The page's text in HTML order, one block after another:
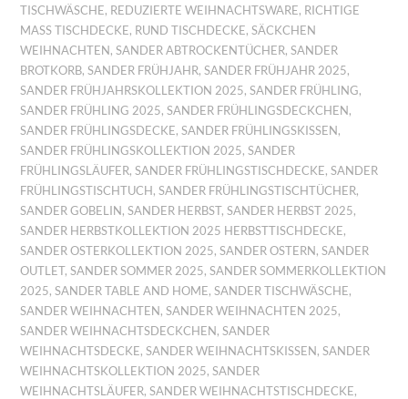
TISCHWÄSCHE, REDUZIERTE WEIHNACHTSWARE, RICHTIGE
MASS TISCHDECKE
, RUND TISCHDECKE,SÄCKCHEN
WEIHNACHTEN,SANDER ABTROCKENTÜCHER,SANDER
BROTKORB,SANDER FRÜHJAHR,SANDER FRÜHJAHR 2025,
SANDER FRÜHJAHRSKOLLEKTION 2025,SANDER FRÜHLING,
SANDER FRÜHLING 2025,SANDER FRÜHLINGSDECKCHEN,
SANDER FRÜHLINGSDECKE,SANDER FRÜHLINGSKISSEN,
SANDER FRÜHLINGSKOLLEKTION 2025,SANDER
FRÜHLINGSLÄUFER,SANDER FRÜHLINGSTISCHDECKE,SANDER
FRÜHLINGSTISCHTUCH,SANDER FRÜHLINGSTISCHTÜCHER,
SANDER GOBELIN,SANDER HERBST,SANDER HERBST 2025,
SANDER HERBSTKOLLEKTION 2025 HERBSTTISCHDECKE,
SANDER OSTERKOLLEKTION 2025,SANDER OSTERN,SANDER
OUTLET,SANDER SOMMER 2025,SANDER SOMMERKOLLEKTION
2025,SANDER TABLE AND HOME,SANDER TISCHWÄSCHE,
SANDER WEIHNACHTEN,SANDER WEIHNACHTEN 2025,
SANDER WEIHNACHTSDECKCHEN,SANDER
WEIHNACHTSDECKE,SANDER WEIHNACHTSKISSEN,SANDER
WEIHNACHTSKOLLEKTION 2025,SANDER
WEIHNACHTSLÄUFER,SANDER WEIHNACHTSTISCHDECKE,